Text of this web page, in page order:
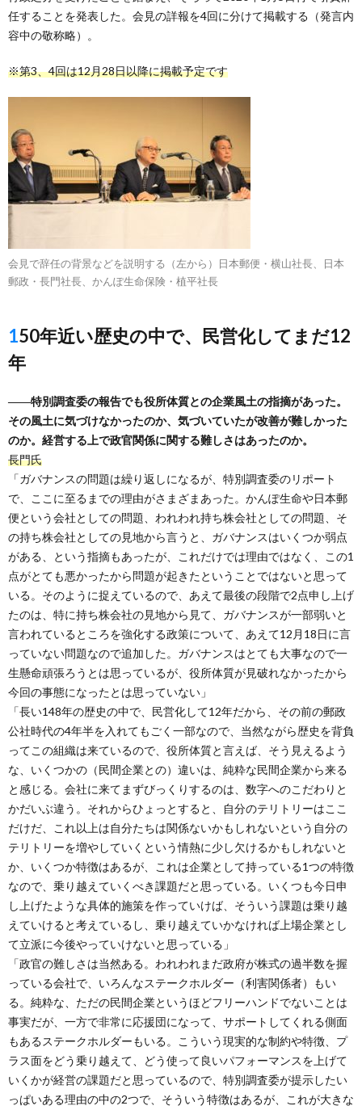
任することを発表した。会見の詳報を4回に分けて掲載する（発言内
容中の敬称略）。
※第3、4回は12月28日以降に掲載予定です
会見で辞任の背景などを説明する（左から）日本郵便・横山社長、日本
郵政・長門社長、かんぽ生命保険・植平社長
150年近い歴史の中で、民営化してまだ12
年
――特別調査委の報告でも役所体質との企業風土の指摘があった。
その風土に気づけなかったのか、気づいていたが改善が難しかった
のか。経営する上で政官関係に関する難しさはあったのか。
長門氏
「ガバナンスの問題は繰り返しになるが、特別調査委のリポート
で、ここに至るまでの理由がさまざまあった。かんぽ生命や日本郵
便という会社としての問題、われわれ持ち株会社としての問題、そ
の持ち株会社としての見地から言うと、ガバナンスはいくつか弱点
がある、という指摘もあったが、これだけでは理由ではなく、この1
点がとても悪かったから問題が起きたということではないと思って
いる。そのように捉えているので、あえて最後の段階で2点申し上げ
たのは、特に持ち株会社の見地から見て、ガバナンスが一部弱いと
言われているところを強化する政策について、あえて12月18日に言
っていない問題なので追加した。ガバナンスはとても大事なので一
生懸命頑張ろうとは思っているが、役所体質が見破れなかったから
今回の事態になったとは思っていない」
「長い148年の歴史の中で、民営化して12年だから、その前の郵政
公社時代の4年半を入れてもごく一部なので、当然ながら歴史を背負
ってこの組織は来ているので、役所体質と言えば、そう見えるよう
な、いくつかの（民間企業との）違いは、純粋な民間企業から来る
と感じる。会社に来てまずびっくりするのは、数字へのこだわりと
かだいぶ違う。それからひょっとすると、自分のテリトリーはここ
だけだ、これ以上は自分たちは関係ないかもしれないという自分の
テリトリーを増やしていくという情熱に少し欠けるかもしれないと
か、いくつか特徴はあるが、これは企業として持っている1つの特徴
なので、乗り越えていくべき課題だと思っている。いくつも今日申
し上げたような具体的施策を作っていけば、そういう課題は乗り越
えていけると考えているし、乗り越えていかなければ上場企業とし
て立派に今後やっていけないと思っている」
「政官の難しさは当然ある。われわれまだ政府が株式の過半数を握
っている会社で、いろんなステークホルダー（利害関係者）もい
る。純粋な、ただの民間企業というほどフリーハンドでないことは
事実だが、一方で非常に応援団になって、サポートしてくれる側面
もあるステークホルダーもいる。こういう現実的な制約や特徴、プ
ラス面をどう乗り越えて、どう使って良いパフォーマンスを上げて
いくかが経営の課題だと思っているので、特別調査委が提示したい
っぱいある理由の中の2つで、そういう特徴はあるが、これが大きな